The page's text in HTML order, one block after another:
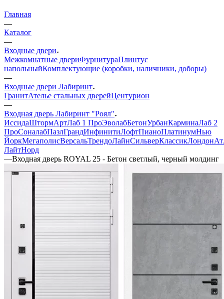
Главная
—
Каталог
—
Входные двери
Межкомнатные двериФурнитураПлинтус
напольныйКомплектующие (коробки, наличники, доборы)
—
Входные двери Лабиринт
ГранитАтелье стальных дверейЦентурион
—
Входная дверь Лабиринт "Роял"
ИссидаШтормАртЛаб 1 ПроЭволабБетонУрбанКарминаЛаб 2
ПроСоналабПазлГрандИнфинитиЛофтПианоПлатинумНью
ЙоркМегаполисВерсальТрендоЛайнСильверКлассикЛондон
ЛайтНорд
—Входная дверь ROYAL 25 - Бетон светлый, черный молдинг